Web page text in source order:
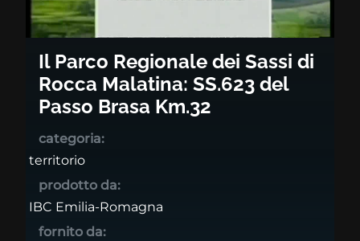
Il Parco Regionale dei Sassi di
Rocca Malatina: SS.623 del
Passo Brasa Km.32
categoria:
territorio
prodotto da:
IBC Emilia-Romagna
fornito da: